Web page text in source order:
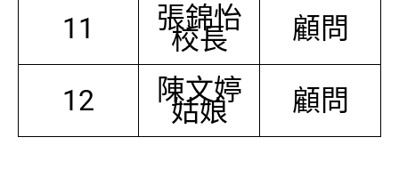
11 張錦怡
校長 顧問
12 陳文婷
姑娘 顧問